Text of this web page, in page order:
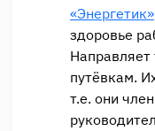
«Энергетик»
здоровье
путёвкам.
т.е. они